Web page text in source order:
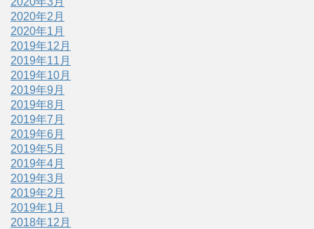
2020年2月
2020年1月
2019年12月
2019年11月
2019年10月
2019年9月
2019年8月
2019年7月
2019年6月
2019年5月
2019年4月
2019年3月
2019年2月
2019年1月
2018年12月